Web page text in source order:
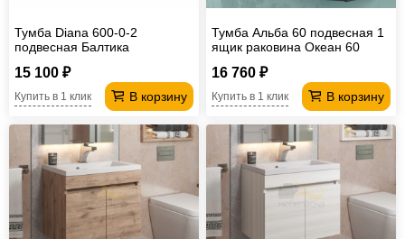
Тумба Diana 600-0-2
подвесная Балтика
15 100 ₽
В корзину
Купить в 1 клик
Тумба Альба 60 подвесная 1
ящик раковина Океан 60
16 760 ₽
В корзину
Купить в 1 клик